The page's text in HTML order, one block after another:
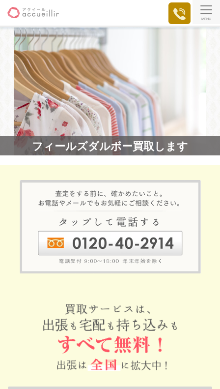
MENU
フィールズダルボー買取します